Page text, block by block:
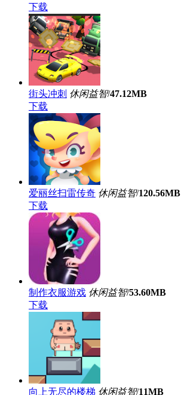
下载
街头冲刺 休闲益智/47.12MB
下载
爱丽丝扫雷传奇 休闲益智/120.56MB
下载
制作衣服游戏 休闲益智/53.60MB
下载
向上无尽的楼梯 休闲益智/11MB